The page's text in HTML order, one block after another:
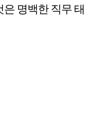
명백한 직무 태